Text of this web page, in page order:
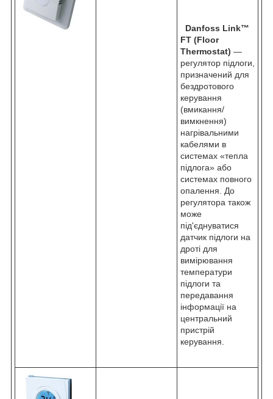
Danfoss Link™
FT (Floor
Thermostat) —
регулятор підлоги,
призначений для
бездротового
керування
(вмикання/
вимкнення)
нагрівальними
кабелями в
системах «тепла
підлога» або
системах повного
опалення. До
регулятора також
може
під'єднуватися
датчик підлоги на
дроті для
вимірювання
температури
підлоги та
передавання
інформації на
центральний
пристрій
керування.